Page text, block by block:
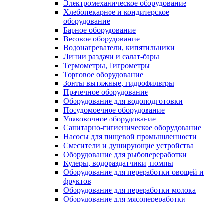
Электромеханическое оборудование
Хлебопекарное и кондитерское
оборудование
Барное оборудование
Весовое оборудование
Водонагреватели, кипятильники
Линии раздачи и салат-бары
Термометры, Гигрометры
Торговое оборудование
Зонты вытяжные, гидрофильтры
Прачечное оборудование
Оборудование для водоподготовки
Посудомоечное оборудование
Упаковочное оборудование
Санитарно-гигиеническое оборудование
Насосы для пищевой промышленности
Смесители и душирующие устройства
Оборудование для рыбопереработки
Кулеры, водораздатчики, помпы
Оборудование для переработки овощей и
фруктов
Оборудование для переработки молока
Оборудование для мясопереработки